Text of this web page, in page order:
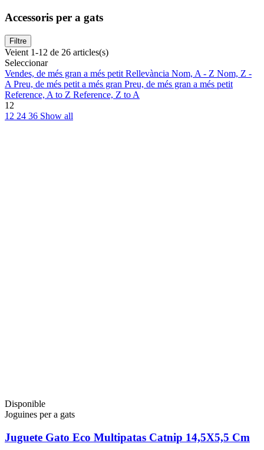
Accessoris per a gats
Filtre
Veient 1-12 de 26 articles(s)
Seleccionar
Vendes, de més gran a més petitRellevància Nom, A - Z Nom, Z -
APreu, de més petit a més gran Preu, de més gran a més petit
Reference, A to Z Reference, Z to A
12
12 24 36 Show all
Disponible
Joguines per a gats
Juguete Gato Eco Multipatas Catnip 14,5X5,5 Cm